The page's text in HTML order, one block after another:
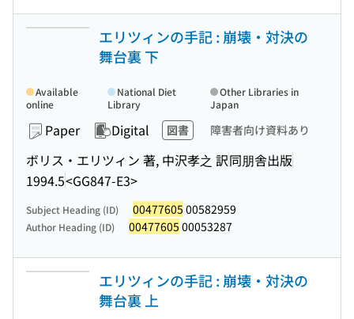
エリツィンの手記 : 崩壊・対決の
舞台裏 下
Paper Digital 図書 障害者向け資料あり
ボリス・エリツィン 著, 中沢孝之 訳同朋舎出版
1994.5<GG847-E3>
Available
online
National Diet
Library
Other Libraries in
Japan
Subject Heading (ID) 00477605 00582959
Author Heading (ID) 00477605 00053287
エリツィンの手記 : 崩壊・対決の
舞台裏 上